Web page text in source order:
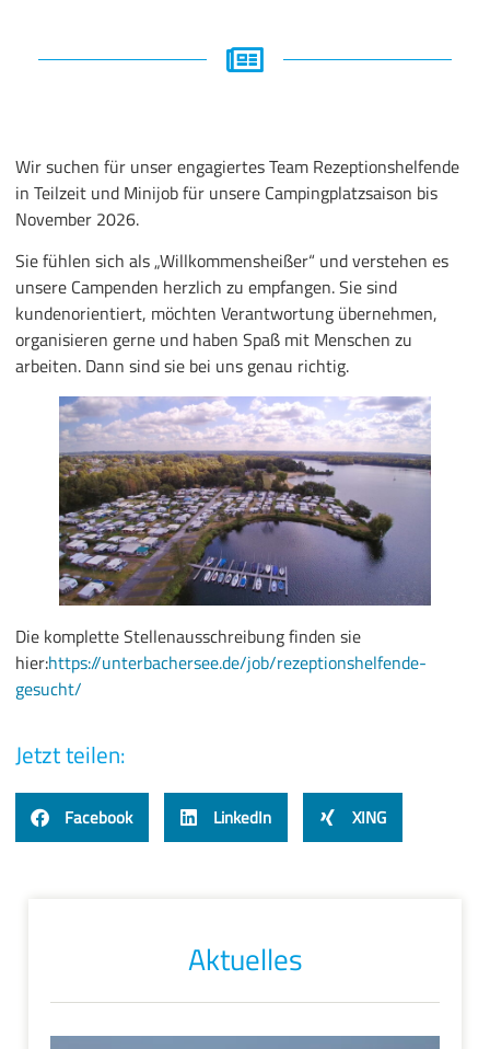
Wir suchen für unser engagiertes Team Rezeptionshelfende
in Teilzeit und Minijob für unsere Campingplatzsaison bis
November 2026.
Sie fühlen sich als „Willkommensheißer“ und verstehen es
unsere Campenden herzlich zu empfangen. Sie sind
kundenorientiert, möchten Verantwortung übernehmen,
organisieren gerne und haben Spaß mit Menschen zu
arbeiten. Dann sind sie bei uns genau richtig.
Die komplette Stellenausschreibung finden sie
hier:https://unterbachersee.de/job/rezeptionshelfende-
gesucht/
Jetzt teilen:
Facebook LinkedIn XING
Aktuelles